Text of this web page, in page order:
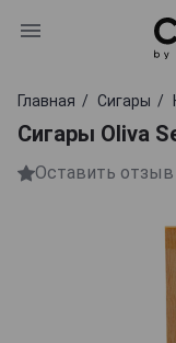
Главная Сигары
Сигары Oliva
Оставить отзыв